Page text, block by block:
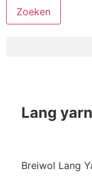
Zoeken
Lang
Breiwol Lang